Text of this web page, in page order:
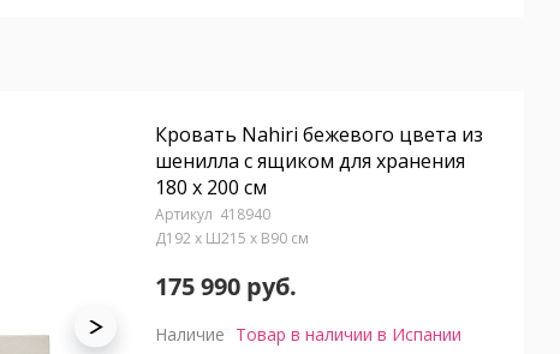
Кровать Nahiri бежевого цвета из
шенилла с ящиком для хранения
180 x 200 см
418940
Д192 x Ш215 x В90 см
175 990 руб.
Наличие Товар в наличии в Испании